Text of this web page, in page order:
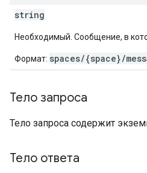
string
Необходимый. Сообщение, в
Формат: spaces/{space}/
Тело запроса
Тело запроса содержит
Тело ответа